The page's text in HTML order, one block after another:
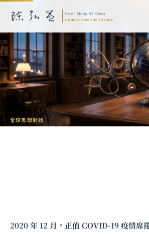
全球思想對話
2020 年 12 月，正值 COVID-19 疫情席